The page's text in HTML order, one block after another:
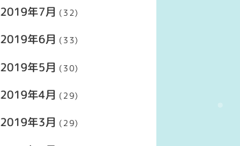
2019年7月 (32)
2019年6月 (33)
2019年5月 (30)
2019年4月 (29)
2019年3月 (29)